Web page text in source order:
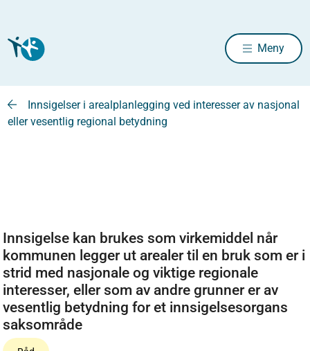
Meny
Innsigelser i arealplanlegging ved interesser av nasjonal
eller vesentlig regional betydning
Innsigelse kan brukes som virkemiddel når
kommunen legger ut arealer til en bruk som er i
strid med nasjonale og viktige regionale
interesser, eller som av andre grunner er av
vesentlig betydning for et innsigelsesorgans
saksområde